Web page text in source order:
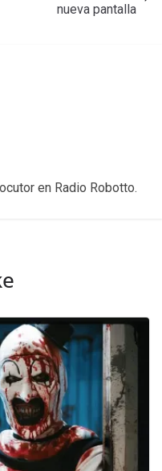
nueva pantalla
en Radio Robotto.